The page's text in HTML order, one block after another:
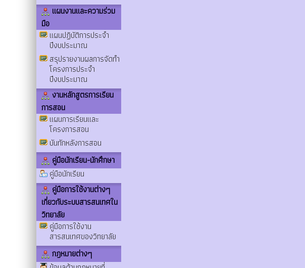
แผนงานและความร่วม
มือ
แผนปฏิบัติการประจำ
ปีงบประมาณ
สรุปรายงานผลการจัดทำ
โครงการประจำ
ปีงบประมาณ
งานหลักสูตรการเรียน
การสอน
แผนการเรียนและ
โครงการสอน
บันทักหลังการสอน
คู่มือนักเรียน-นักศึกษา
คู่มือนักเรียน
คู่มือการใช้งานต่างๆ
เกี่ยวกับระบบสารสนเทศใน
วิทยาลัย
คู่มือการใช้งาน
สารสนเทศของวิทยาลัย
กฎหมายต่างๆ